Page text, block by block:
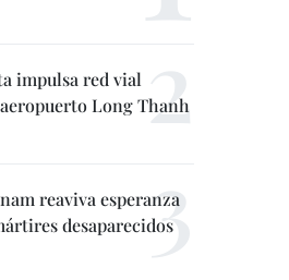
impulsa red vial
Long Thanh
reaviva esperanza
desaparecidos